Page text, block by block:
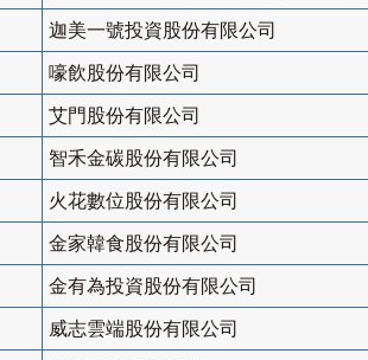
迦美一號投資股份有限公司
嚎飲股份有限公司
艾門股份有限公司
智禾金碳股份有限公司
火花數位股份有限公司
金家韓食股份有限公司
金有為投資股份有限公司
威志雲端股份有限公司